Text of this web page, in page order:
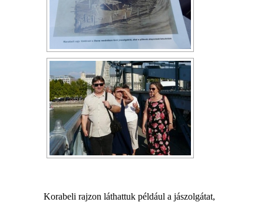
Korabeli rajzon láthattuk például a jászolgátat,